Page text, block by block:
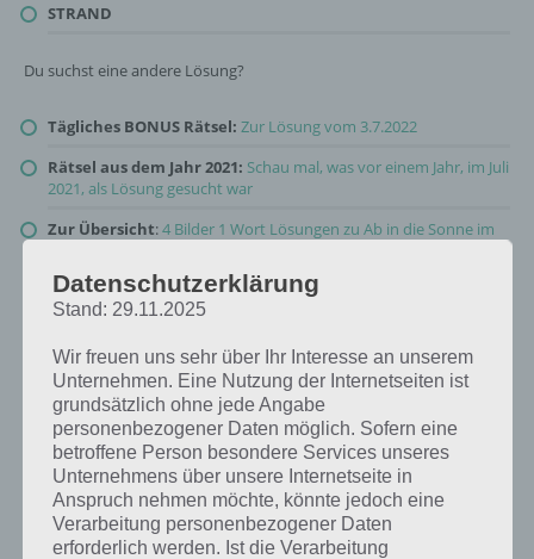
STRAND
Du suchst eine andere Lösung?
Tägliches BONUS Rätsel: Zur Lösung vom 3.7.2022
Rätsel aus dem Jahr 2021: Schau mal, was vor einem Jahr, im Juli
2021, als Lösung gesucht war
Zur Übersicht:4 Bilder 1 Wort Lösungen zu Ab in die Sonne im
Datenschutzerklärung
Stand: 29.11.2025
Wir freuen uns sehr über Ihr Interesse an unserem
Unternehmen. Eine Nutzung der Internetseiten ist
grundsätzlich ohne jede Angabe
personenbezogener Daten möglich. Sofern eine
betroffene Person besondere Services unseres
Unternehmens über unsere Internetseite in
Anspruch nehmen möchte, könnte jedoch eine
Verarbeitung personenbezogener Daten
erforderlich werden. Ist die Verarbeitung